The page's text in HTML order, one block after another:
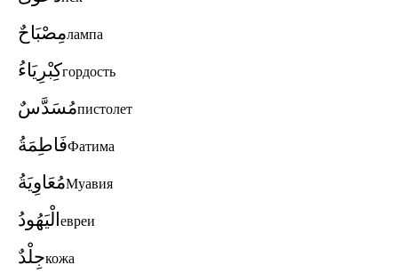
مِصْبَاحٌлампа
كِبْرِيَاءُгордость
مُسَدَّسٌпистолет
فَاطِمَةُФатима
مُعَاوِيَةُМуавия
الْيَهُودُ евреи
جِلْدٌкожа